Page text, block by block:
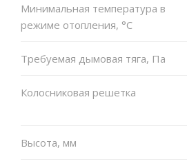
Минимальная температура в
режиме отопления, °C
Требуемая дымовая тяга, Па
Колосниковая решетка
Высота, мм